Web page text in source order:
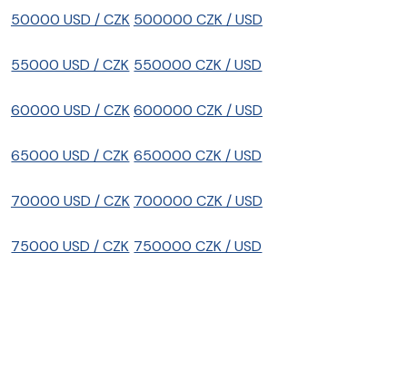
50000 USD / CZK
55000 USD / CZK
60000 USD / CZK
65000 USD / CZK
70000 USD / CZK
75000 USD / CZK
500000 CZK / USD
550000 CZK / USD
600000 CZK / USD
650000 CZK / USD
700000 CZK / USD
750000 CZK / USD